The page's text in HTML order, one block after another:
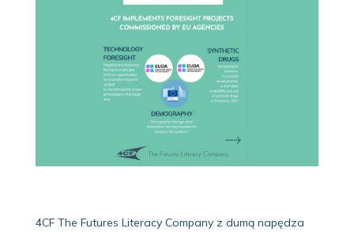
4CF The Futures Literacy Company z dumą napędza